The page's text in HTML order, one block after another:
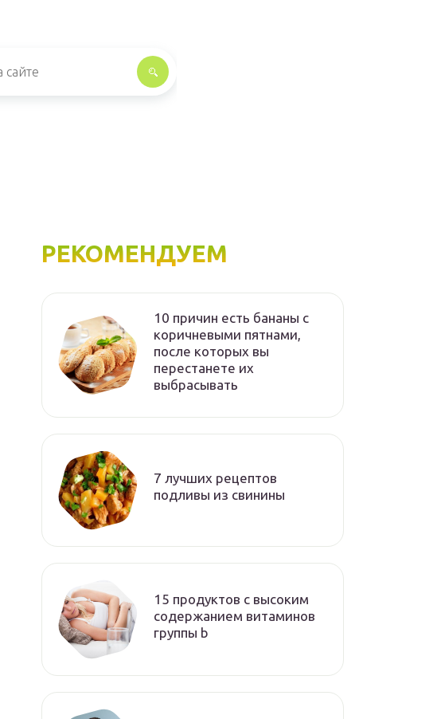
РЕКОМЕНДУЕМ
10 причин есть бананы с
коричневыми пятнами,
после которых вы
перестанете их
выбрасывать
7 лучших рецептов
подливы из свинины
15 продуктов с высоким
содержанием витаминов
группы b